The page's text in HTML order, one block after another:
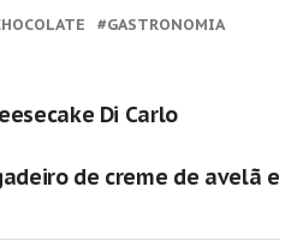
GASTRONOMIA
Di Carlo
de creme de avelã e